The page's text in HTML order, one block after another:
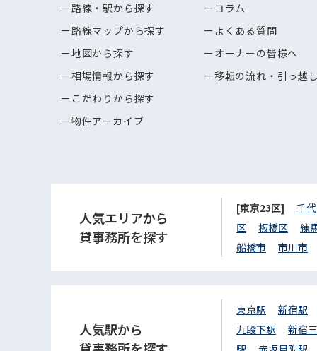
路線・駅から探す
路線マップから探す
地図から探す
相場情報から探す
こだわりから探す
物件アーカイブ
コラム
よくある質問
オーナーの皆様へ
移転の流れ・引っ越
人気エリアから
貸事務所を探す
[東京23区] 千
区
板橋区
練
船橋市
市川市
人気駅から
東京駅
新宿駅
九段下駅
新宿